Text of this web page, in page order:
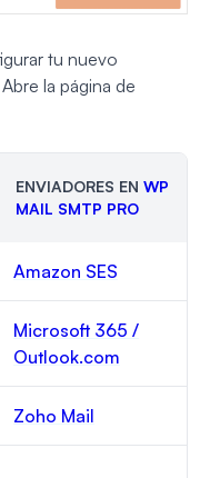
tu nuevo
la página de
ENVIADORES EN WP
MAIL SMTP PRO
Amazon SES
Microsoft 365 /
Outlook.com
Zoho Mail